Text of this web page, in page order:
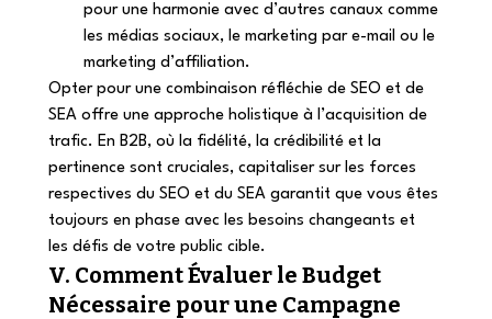
pour une harmonie avec d’autres canaux comme
les médias sociaux, le marketing par e-mail ou le
marketing d’affiliation.
Opter pour une combinaison réfléchie de SEO et de
SEA offre une approche holistique à l’acquisition de
trafic. En B2B, où la fidélité, la crédibilité et la
pertinence sont cruciales, capitaliser sur les forces
respectives du SEO et du SEA garantit que vous êtes
toujours en phase avec les besoins changeants et
les défis de votre public cible.
V. Comment Évaluer le Budget
Nécessaire pour une Campagne